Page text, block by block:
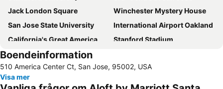
Jack London Square
Winchester Mystery House
San Jose State University
International Airport Oakland
California's Great America
Stanford Stadium
Bayview-Hunters Point
Boendeinformation
510 America Center Ct, San Jose, 95002, USA
Visa mer